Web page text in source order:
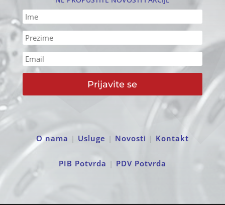
Prijavite se
O nama | Usluge | Novosti | Kontakt
PIB Potvrda | PDV Potvrda